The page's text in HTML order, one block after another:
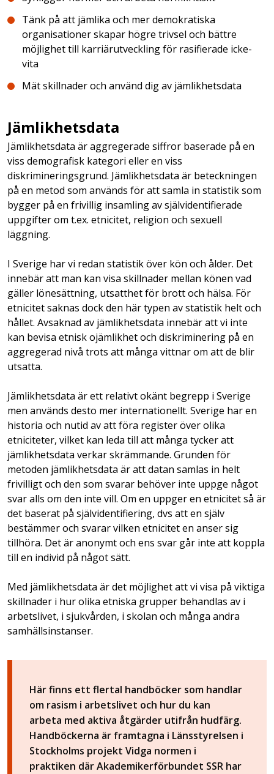
Tänk på att jämlika och mer demokratiska
organisationer skapar högre trivsel och bättre
möjlighet till karriärutveckling för rasifierade icke-
vita
Mät skillnader och använd dig av jämlikhetsdata
Jämlikhetsdata
Jämlikhetsdata är aggregerade siffror baserade på en
viss demografisk kategori eller en viss
diskrimineringsgrund. Jämlikhetsdata är beteckningen
på en metod som används för att samla in statistik som
bygger på en frivillig insamling av självidentifierade
uppgifter om t.ex. etnicitet, religion och sexuell
läggning.
I Sverige har vi redan statistik över kön och ålder. Det
innebär att man kan visa skillnader mellan könen vad
gäller lönesättning, utsatthet för brott och hälsa. För
etnicitet saknas dock den här typen av statistik helt och
hållet. Avsaknad av jämlikhetsdata innebär att vi inte
kan bevisa etnisk ojämlikhet och diskriminering på en
aggregerad nivå trots att många vittnar om att de blir
utsatta.
Jämlikhetsdata är ett relativt okänt begrepp i Sverige
men används desto mer internationellt. Sverige har en
historia och nutid av att föra register över olika
etniciteter, vilket kan leda till att många tycker att
jämlikhetsdata verkar skrämmande. Grunden för
metoden jämlikhetsdata är att datan samlas in helt
frivilligt och den som svarar behöver inte uppge något
svar alls om den inte vill. Om en uppger en etnicitet så är
det baserat på självidentifiering, dvs att en själv
bestämmer och svarar vilken etnicitet en anser sig
tillhöra. Det är anonymt och ens svar går inte att koppla
till en individ på något sätt.
Med jämlikhetsdata är det möjlighet att vi visa på viktiga
skillnader i hur olika etniska grupper behandlas av i
arbetslivet, i sjukvården, i skolan och många andra
samhällsinstanser.
Här finns ett flertal handböcker som handlar
om rasism i arbetslivet och hur du kan
arbeta med aktiva åtgärder utifrån hudfärg.
Handböckerna är framtagna i Länsstyrelsen i
Stockholms projekt Vidga normen i
praktiken där Akademikerförbundet SSR har